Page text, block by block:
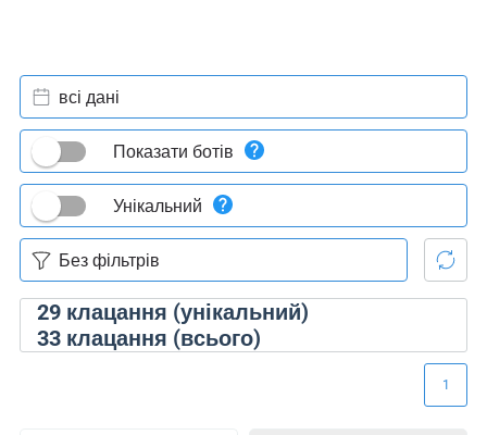
29клацання (унікальний)
33клацання (всього)
всі дані
Показати ботів
Унікальний
1